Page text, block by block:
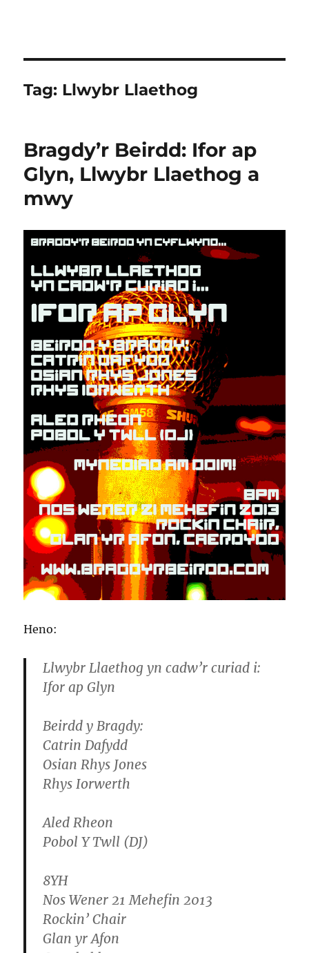
Tag: Llwybr Llaethog
Bragdy’r Beirdd: Ifor ap
Glyn, Llwybr Llaethog a
mwy
Heno:
Llwybr Llaethog yn cadw’r curiad i:
Ifor ap Glyn
Beirdd y Bragdy:
Catrin Dafydd
Osian Rhys Jones
Rhys Iorwerth
Aled Rheon
Pobol Y Twll (DJ)
8YH
Nos Wener 21 Mehefin 2013
Rockin’ Chair
Glan yr Afon